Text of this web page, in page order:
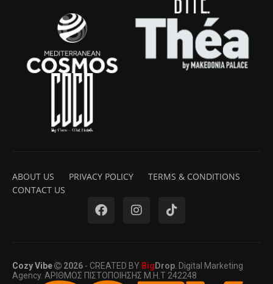
ABOUT US PRIVACY POLICY
TERMS & CONDITIONS
CONTACT US
Cozy Vibe 2026 - CREATED BY Big Drop. Digital Marketing
Agency. ΑΡΙΘΜΟΣ ΠΙΣΤΟΠΟΙΗΣΗΣ Μ.Η.Τ 242248